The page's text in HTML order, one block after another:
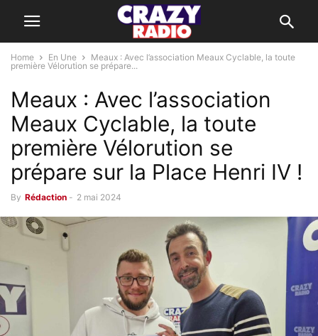
Home En Une
Meaux : Avec l’association Meaux Cyclable, la toute
première Vélorution se prépare...
Meaux : Avec l’association
Meaux Cyclable, la toute
première Vélorution se
prépare sur la Place Henri IV !
By Rédaction - 2 mai 2024